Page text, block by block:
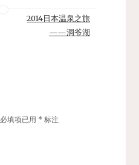
2014日本温泉之旅
——洞爷湖
必填项已用 *标注